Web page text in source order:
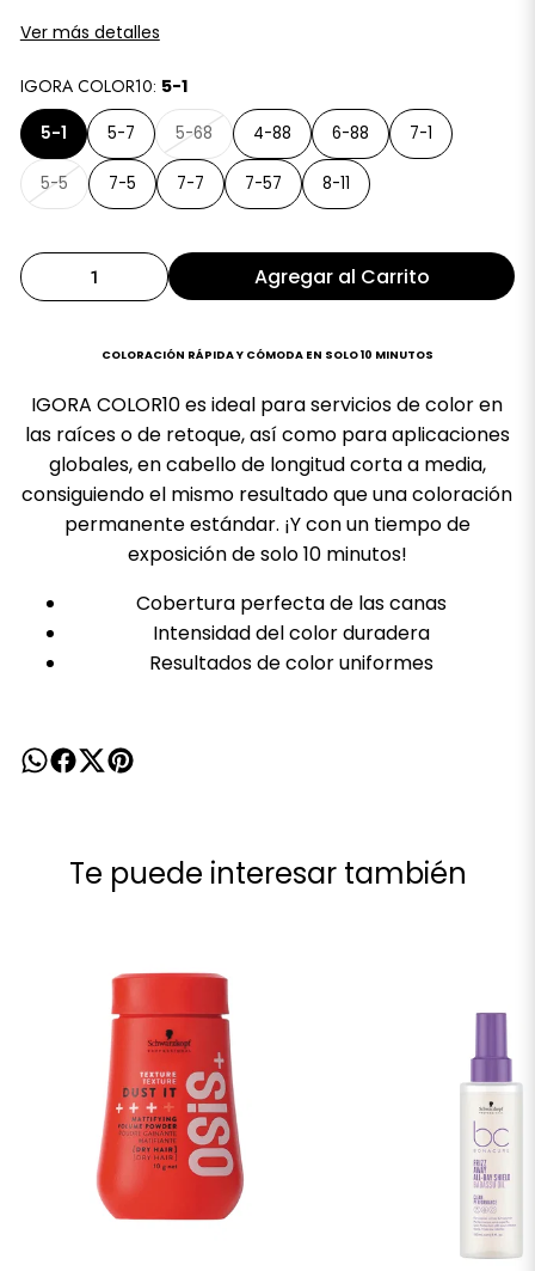
Ver más detalles
IGORA COLOR10: 5-1
5-1 5-7 5-68 4-88 6-88 7-1
5-5 7-5 7-7 7-57 8-11
Agregar al Carrito
COLORACIÓN RÁPIDA Y CÓMODA EN SOLO 10 MINUTOS
IGORA COLOR10 es ideal para servicios de color en
las raíces o de retoque, así como para aplicaciones
globales, en cabello de longitud corta a media,
consiguiendo el mismo resultado que una coloración
permanente estándar. ¡Y con un tiempo de
exposición de solo 10 minutos!
Cobertura perfecta de las canas
Intensidad del color duradera
Resultados de color uniformes
Te puede interesar también